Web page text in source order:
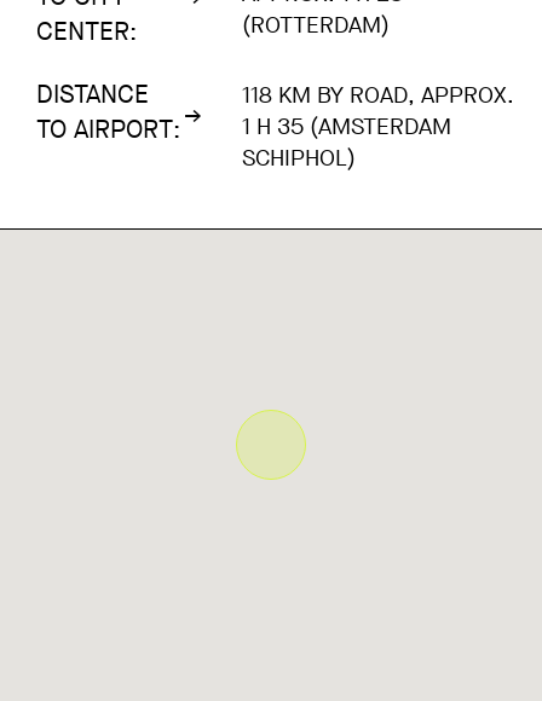
CENTER:
(ROTTERDAM)
DISTANCE
TO AIRPORT:
118 KM BY ROAD, APPROX.
1 H 35 (AMSTERDAM
SCHIPHOL)